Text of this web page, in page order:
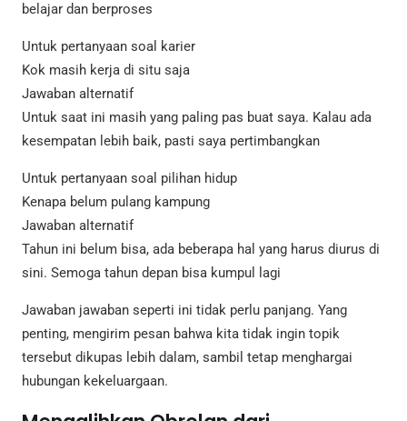
belajar dan berproses
Untuk pertanyaan soal karier
Kok masih kerja di situ saja
Jawaban alternatif
Untuk saat ini masih yang paling pas buat saya. Kalau ada
kesempatan lebih baik, pasti saya pertimbangkan
Untuk pertanyaan soal pilihan hidup
Kenapa belum pulang kampung
Jawaban alternatif
Tahun ini belum bisa, ada beberapa hal yang harus diurus di
sini. Semoga tahun depan bisa kumpul lagi
Jawaban jawaban seperti ini tidak perlu panjang. Yang
penting, mengirim pesan bahwa kita tidak ingin topik
tersebut dikupas lebih dalam, sambil tetap menghargai
hubungan kekeluargaan.